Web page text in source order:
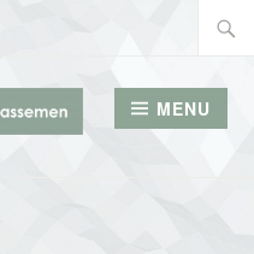
WERKEN
MENU